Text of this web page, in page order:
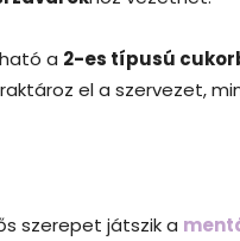
a 2-es típusú
el a szervezet,
szerepet játszik a